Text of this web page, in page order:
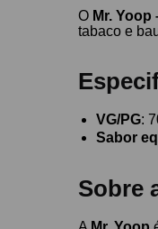
O Mr.
tabaco e
VG/PG:
Sabor
Sobre